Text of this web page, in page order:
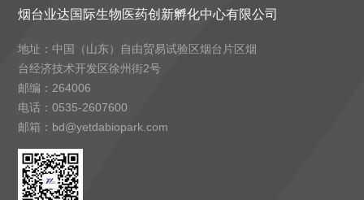
烟台业达国际生物医药创新孵化中心有限公司
地址：中国（山东）自由贸易试验区烟台片区烟
台经济技术开发区徐州街2号
邮编：264006
电话：0535-2607600
邮箱：bd@yetdabiopark.com